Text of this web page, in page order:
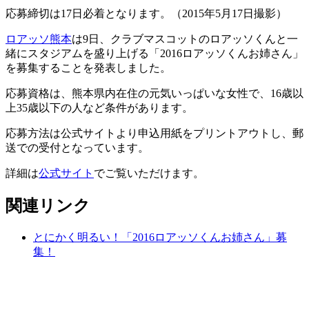
応募締切は17日必着となります。（2015年5月17日撮影）
ロアッソ熊本は9日、クラブマスコットのロアッソくんと一
緒にスタジアムを盛り上げる「2016ロアッソくんお姉さん」
を募集することを発表しました。
応募資格は、熊本県内在住の元気いっぱいな女性で、16歳以
上35歳以下の人など条件があります。
応募方法は公式サイトより申込用紙をプリントアウトし、郵
送での受付となっています。
詳細は公式サイト でご覧いただけます。
関連リンク
とにかく明るい！「2016ロアッソくんお姉さん」募
集！